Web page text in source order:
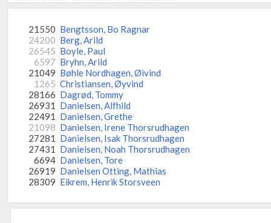
21550 Bengtsson, Bo Ragnar
24200 Berg, Arild
26545 Boyle, Paul
6597 Bryhn, Arild
21049 Bøhle Nordhagen, Øivind
1265 Christiansen, Øyvind
28166 Dagrød, Tommy
26931 Danielsen, Alfhild
22491 Danielsen, Grethe
21098 Danielsen, Irene Thorsrudhagen
27281 Danielsen, Isak Thorsrudhagen
27431 Danielsen, Noah Thorsrudhagen
6694 Danielsen, Tore
26919 Danielsen Otting, Mathias
28309 Eikrem, Henrik Storsveen